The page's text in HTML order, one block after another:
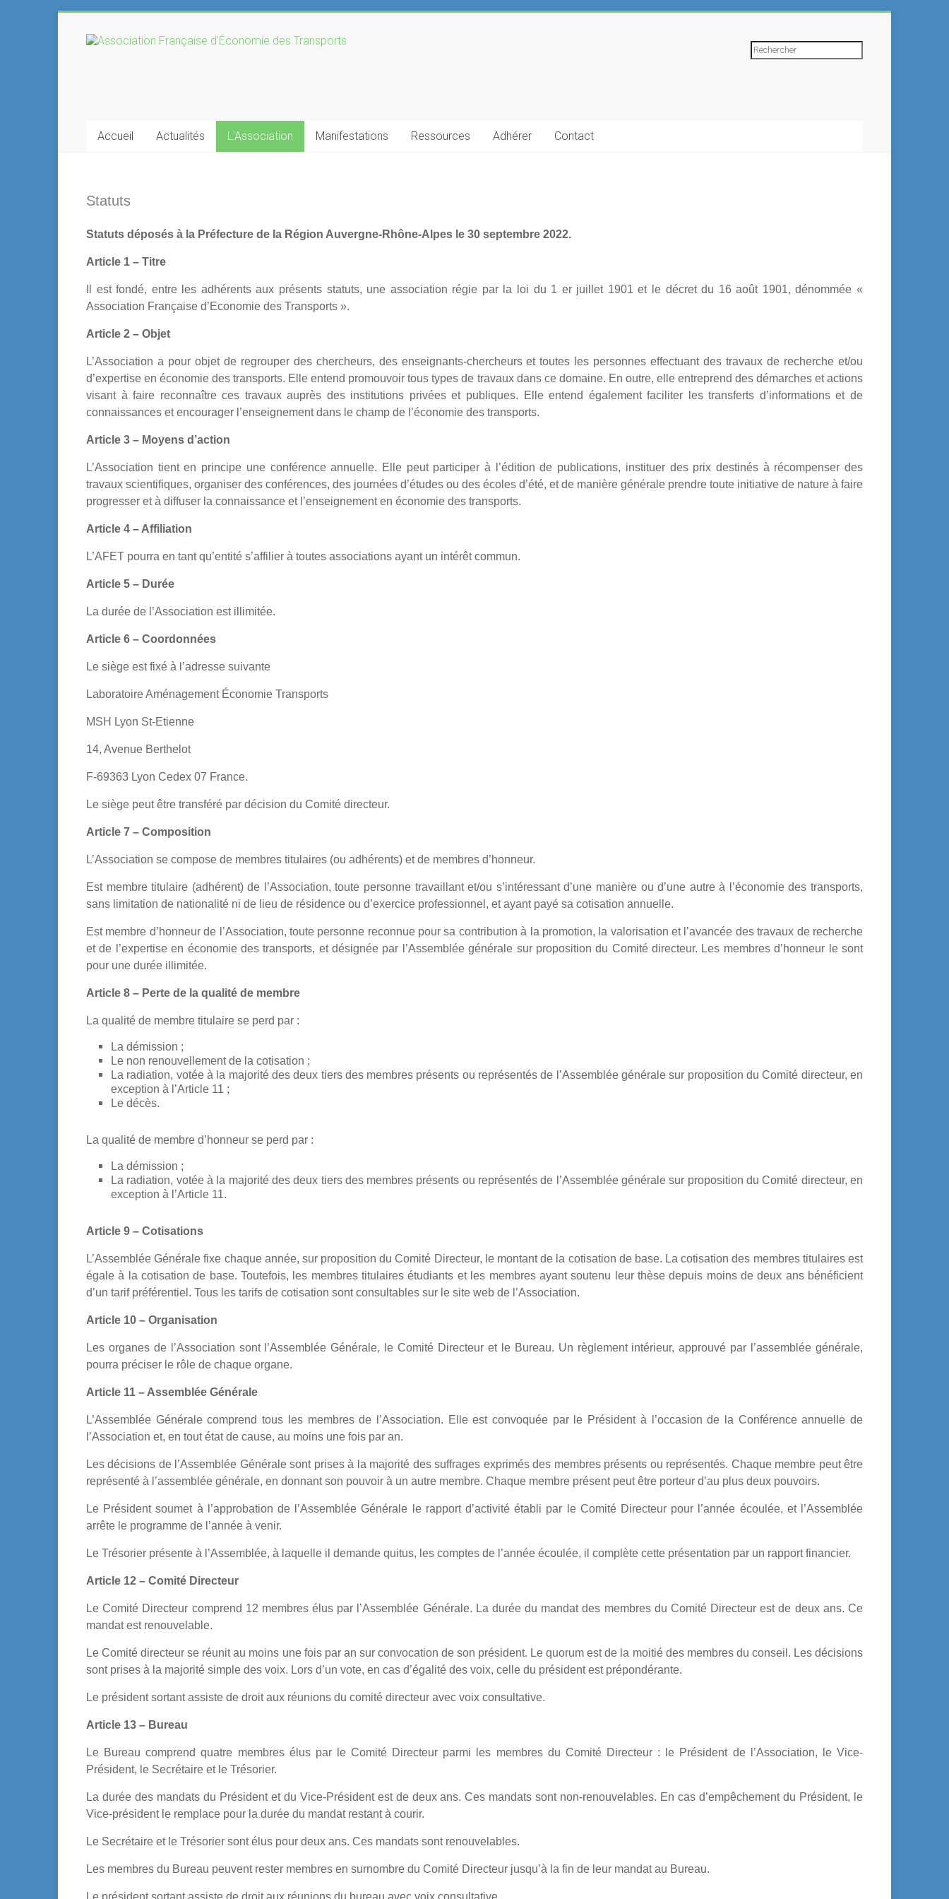
contentAssociation
des
Accueil Actualités L’Association Manifestations Ressources Adhérer Contact
Statuts
Statuts déposés à la Préfecture de la Région Auvergne-Rhône-Alpes le 30 septembre 2022.
Article 1 – Titre
Il est fondé, entre les adhérents aux présents statuts, une association régie par la loi du 1 er juillet 1901 et le décret du 16 août 1901, dénommée «
Association Française d’Economie des Transports ».
Article 2 – Objet
L’Association a pour objet de regrouper des chercheurs, des enseignants-chercheurs et toutes les personnes effectuant des travaux de recherche et/ou
d’expertise en économie des transports. Elle entend promouvoir tous types de travaux dans ce domaine. En outre, elle entreprend des démarches et actions
visant à faire reconnaître ces travaux auprès des institutions privées et publiques. Elle entend également faciliter les transferts d’informations et de
connaissances et encourager l’enseignement dans le champ de l’économie des transports.
Article 3 – Moyens d’action
L’Association tient en principe une conférence annuelle. Elle peut participer à l’édition de publications, instituer des prix destinés à récompenser des
travaux scientifiques, organiser des conférences, des journées d’études ou des écoles d’été, et de manière générale prendre toute initiative de nature à faire
progresser et à diffuser la connaissance et l’enseignement en économie des transports.
Article 4 – Affiliation
L’AFET pourra en tant qu’entité s’affilier à toutes associations ayant un intérêt commun.
Article 5 – Durée
La durée de l’Association est illimitée.
Article 6 – Coordonnées
Le siège est fixé à l’adresse suivante
Laboratoire Aménagement Économie Transports
MSH Lyon St-Etienne
14, Avenue Berthelot
F-69363 Lyon Cedex 07 France.
Le siège peut être transféré par décision du Comité directeur.
Article 7 – Composition
L’Association se compose de membres titulaires (ou adhérents) et de membres d’honneur.
Est membre titulaire (adhérent) de l’Association, toute personne travaillant et/ou s’intéressant d’une manière ou d’une autre à l’économie des transports,
sans limitation de nationalité ni de lieu de résidence ou d’exercice professionnel, et ayant payé sa cotisation annuelle.
Est membre d’honneur de l’Association, toute personne reconnue pour sa contribution à la promotion, la valorisation et l’avancée des travaux de recherche
et de l’expertise en économie des transports, et désignée par l’Assemblée générale sur proposition du Comité directeur. Les membres d’honneur le sont
pour une durée illimitée.
Article 8 – Perte de la qualité de membre
La qualité de membre titulaire se perd par :
La démission ;
Le non renouvellement de la cotisation ;
La radiation, votée à la majorité des deux tiers des membres présents ou représentés de l’Assemblée générale sur proposition du Comité directeur, en
exception à l’Article 11 ;
Le décès.
La qualité de membre d’honneur se perd par :
La démission ;
La radiation, votée à la majorité des deux tiers des membres présents ou représentés de l’Assemblée générale sur proposition du Comité directeur, en
exception à l’Article 11.
Article 9 – Cotisations
L’Assemblée Générale fixe chaque année, sur proposition du Comité Directeur, le montant de la cotisation de base. La cotisation des membres titulaires est
égale à la cotisation de base. Toutefois, les membres titulaires étudiants et les membres ayant soutenu leur thèse depuis moins de deux ans bénéficient
d’un tarif préférentiel. Tous les tarifs de cotisation sont consultables sur le site web de l’Association.
Article 10 – Organisation
Les organes de l’Association sont l’Assemblée Générale, le Comité Directeur et le Bureau. Un règlement intérieur, approuvé par l’assemblée générale,
pourra préciser le rôle de chaque organe.
Article 11 – Assemblée Générale
L’Assemblée Générale comprend tous les membres de l’Association. Elle est convoquée par le Président à l’occasion de la Conférence annuelle de
l’Association et, en tout état de cause, au moins une fois par an.
Les décisions de l’Assemblée Générale sont prises à la majorité des suffrages exprimés des membres présents ou représentés. Chaque membre peut être
représenté à l’assemblée générale, en donnant son pouvoir à un autre membre. Chaque membre présent peut être porteur d’au plus deux pouvoirs.
Le Président soumet à l’approbation de l’Assemblée Générale le rapport d’activité établi par le Comité Directeur pour l’année écoulée, et l’Assemblée
arrête le programme de l’année à venir.
Le Trésorier présente à l’Assemblée, à laquelle il demande quitus, les comptes de l’année écoulée, il complète cette présentation par un rapport financier.
Article 12 – Comité Directeur
Le Comité Directeur comprend 12 membres élus par l’Assemblée Générale. La durée du mandat des membres du Comité Directeur est de deux ans. Ce
mandat est renouvelable.
Le Comité directeur se réunit au moins une fois par an sur convocation de son président. Le quorum est de la moitié des membres du conseil. Les décisions
sont prises à la majorité simple des voix. Lors d’un vote, en cas d’égalité des voix, celle du président est prépondérante.
Le président sortant assiste de droit aux réunions du comité directeur avec voix consultative.
Article 13 – Bureau
Le Bureau comprend quatre membres élus par le Comité Directeur parmi les membres du Comité Directeur : le Président de l’Association, le Vice-
Président, le Secrétaire et le Trésorier.
La durée des mandats du Président et du Vice-Président est de deux ans. Ces mandats sont non-renouvelables. En cas d’empêchement du Président, le
Vice-président le remplace pour la durée du mandat restant à courir.
Le Secrétaire et le Trésorier sont élus pour deux ans. Ces mandats sont renouvelables.
Les membres du Bureau peuvent rester membres en surnombre du Comité Directeur jusqu’à la fin de leur mandat au Bureau.
Le président sortant assiste de droit aux réunions du bureau avec voix consultative.